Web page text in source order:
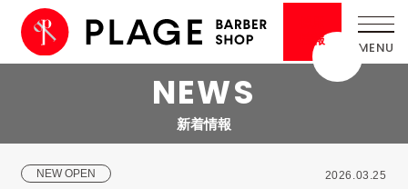
情報
NEWS
新着情報
NEW OPEN 2026.03.25